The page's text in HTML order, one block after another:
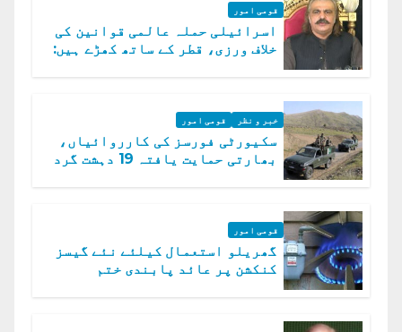
قومی امور
اسرائیلی حملہ عالمی قوانین کی
خلاف ورزی، قطر کے ساتھ کھڑے ہیں:
خبر و نظر قومی امور
سکیورٹی فورسز کی کارروائیاں،
بھارتی حمایت یافتہ 19 دہشت گرد
قومی امور
گھریلو استعمال کیلئے نئے گیسز
کنکشن پر عائد پابندی ختم